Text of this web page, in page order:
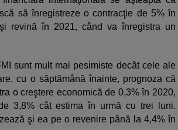
să înregistreze o contracţie de 5% în
revină în 2021, când va înregistra un
sunt mult mai pesimiste decât cele ale
cu o săptămână înainte, prognoza că
o creştere economică de 0,3% în 2020,
3,8% cât estima în urmă cu trei luni.
şi ea pe o revenire până la 4,4% în